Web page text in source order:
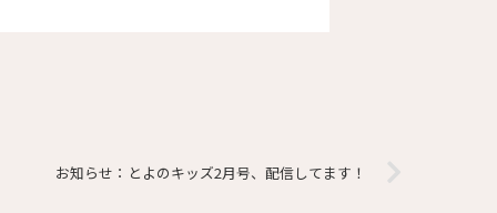
お知らせ：とよのキッズ2月号、配信してます！